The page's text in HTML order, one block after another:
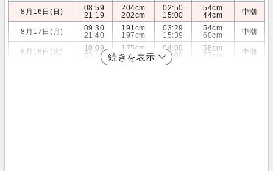
8月16日(日)
08:59
21:19
204cm
202cm
02:50
15:00
54cm
44cm
中潮
8月17日(月)
09:30
21:40
191cm
197cm
03:29
15:39
54cm
60cm
中潮
8月18日(火)
10:09
22:10
175cm
190cm
04:00
16:00
58cm
77cm
中潮
続きを表示